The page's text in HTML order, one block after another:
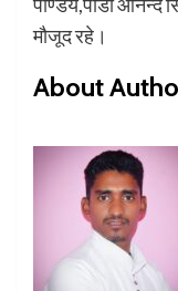
मौजूद रहे।
About